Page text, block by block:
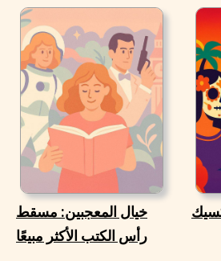
خيال المعجبين: مسقط
رأس الكتب الأكثر مبيعًا